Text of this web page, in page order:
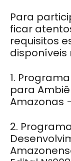
Para
ficar
requisitos
disponíveis
1.
para
Amazonas
2.